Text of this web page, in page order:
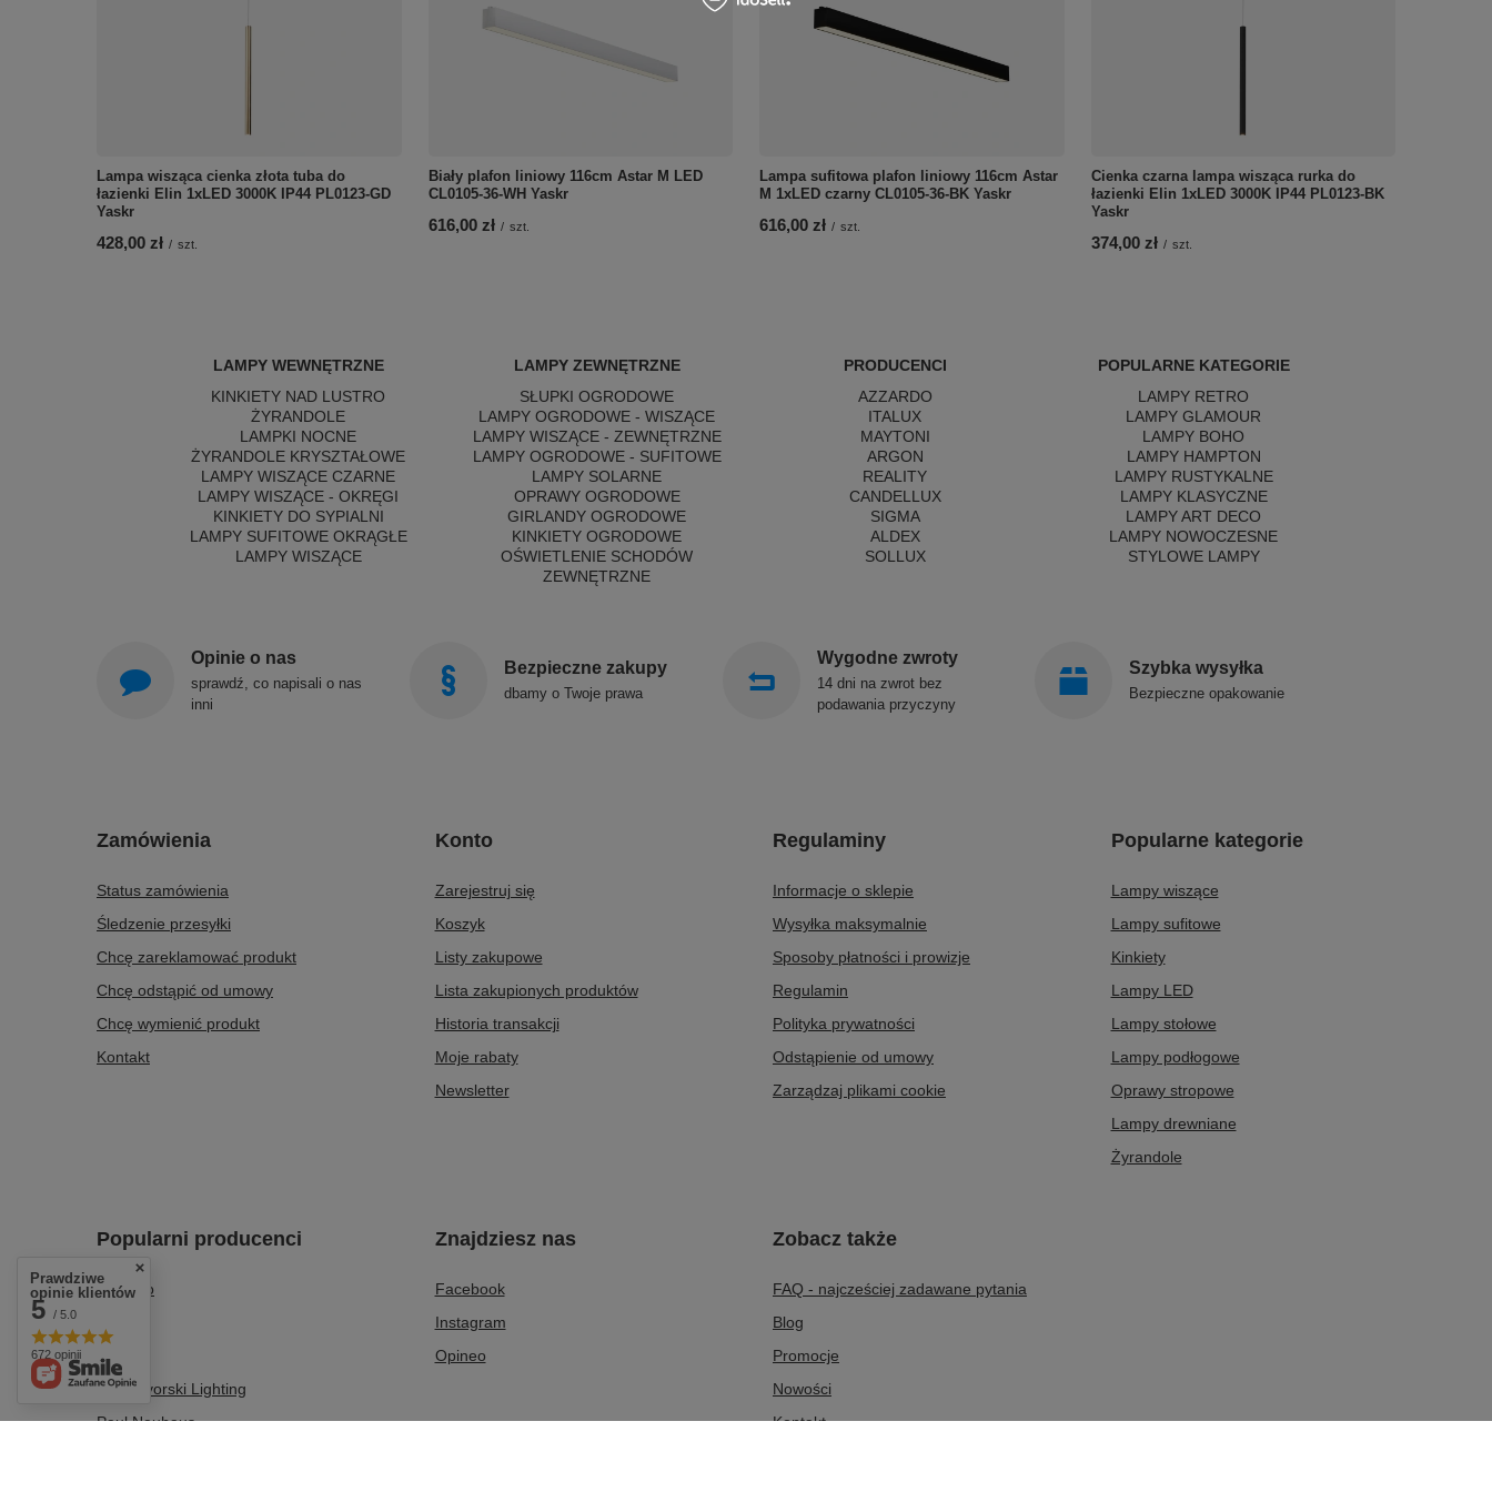
Lampa wisząca cienka złota tuba do
łazienki Elin 1xLED 3000K IP44 PL0123-GD
Yaskr
428,00 zł / szt.
Biały plafon liniowy 116cm Astar M LED
CL0105-36-WH Yaskr
616,00 zł / szt.
Lampa sufitowa plafon liniowy 116cm Astar
M 1xLED czarny CL0105-36-BK Yaskr
616,00 zł / szt.
Cienka czarna lampa wisząca rurka do
łazienki Elin 1xLED 3000K IP44 PL0123-BK
Yaskr
374,00 zł / szt.
LAMPY WEWNĘTRZNE
KINKIETY NAD LUSTRO
ŻYRANDOLE
LAMPKI NOCNE
ŻYRANDOLE KRYSZTAŁOWE
LAMPY WISZĄCE CZARNE
LAMPY WISZĄCE - OKRĘGI
KINKIETY DO SYPIALNI
LAMPY SUFITOWE OKRĄGŁE
LAMPY WISZĄCE
LAMPY ZEWNĘTRZNE
SŁUPKI OGRODOWE
LAMPY OGRODOWE - WISZĄCE
LAMPY WISZĄCE - ZEWNĘTRZNE
LAMPY OGRODOWE - SUFITOWE
LAMPY SOLARNE
OPRAWY OGRODOWE
GIRLANDY OGRODOWE
KINKIETY OGRODOWE
OŚWIETLENIE SCHODÓW
ZEWNĘTRZNE
PRODUCENCI
AZZARDO
ITALUX
MAYTONI
ARGON
REALITY
CANDELLUX
SIGMA
ALDEX
SOLLUX
POPULARNE KATEGORIE
LAMPY RETRO
LAMPY GLAMOUR
LAMPY BOHO
LAMPY HAMPTON
LAMPY RUSTYKALNE
LAMPY KLASYCZNE
LAMPY ART DECO
LAMPY NOWOCZESNE
STYLOWE LAMPY
Opinie o nas
sprawdź, co napisali o nas
inni
Bezpieczne zakupy
dbamy o Twoje prawa
Wygodne zwroty
14 dni na zwrot bez
podawania przyczyny
Szybka wysyłka
Bezpieczne opakowanie
Zamówienia
Status zamówienia
Śledzenie przesyłki
Chcę zareklamować produkt
Chcę odstąpić od umowy
Chcę wymienić produkt
Kontakt
Konto
Zarejestruj się
Koszyk
Listy zakupowe
Lista zakupionych produktów
Historia transakcji
Moje rabaty
Newsletter
Regulaminy
Informacje o sklepie
Wysyłka maksymalnie
Sposoby płatności i prowizje
Regulamin
Polityka prywatności
Odstąpienie od umowy
Zarządzaj plikami cookie
Popularne kategorie
Lampy wiszące
Lampy sufitowe
Kinkiety
Lampy LED
Lampy stołowe
Lampy podłogowe
Oprawy stropowe
Lampy drewniane
Żyrandole
Popularni producenci
Azzardo
Milagro
Nowodvorski Lighting
Paul Neuhaus
Znajdziesz nas
Facebook
Instagram
Opineo
Zobacz także
FAQ - najcześciej zadawane pytania
Blog
Promocje
Nowości
Kontakt
Prawdziwe
opinie klientów
5 / 5.0
672 opinii